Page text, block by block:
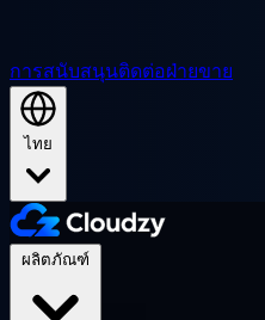
การสนับสนุนติดต่อฝ่ายขาย
ไทย